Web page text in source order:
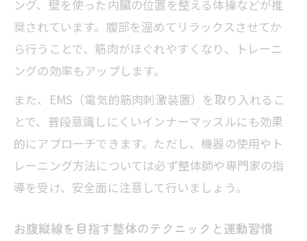
ング、壁を使った内臓の位置を整える体操などが推
奨されています。腹部を温めてリラックスさせてか
ら行うことで、筋肉がほぐれやすくなり、トレーニ
ングの効率もアップします。
また、EMS（電気的筋肉刺激装置）を取り入れるこ
とで、普段意識しにくいインナーマッスルにも効果
的にアプローチできます。ただし、機器の使用やト
レーニング方法については必ず整体師や専門家の指
導を受け、安全面に注意して行いましょう。
お腹縦線を目指す整体のテクニックと運動習慣